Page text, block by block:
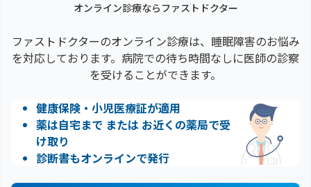
オンライン診療ならファストドクター
ファストドクターのオンライン診療は、睡眠障害のお悩み
を対応しております。病院での待ち時間なしに医師の診察
を受けることができます。
健康保険・小児医療証が適用
薬は自宅まで または お近くの薬局で受
け取り
診断書もオンラインで発行